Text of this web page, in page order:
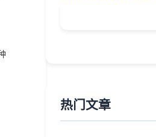
热门文章